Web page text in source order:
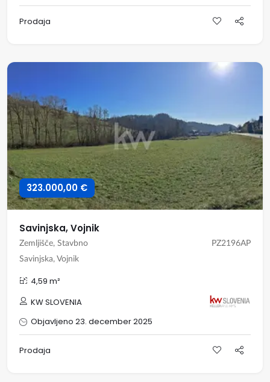
Prodaja
323.000,00 €
Savinjska, Vojnik
Zemljišče, Stavbno
PZ2196AP
Savinjska, Vojnik
4,59 m²
KW SLOVENIA
Objavljeno 23. december 2025
Prodaja